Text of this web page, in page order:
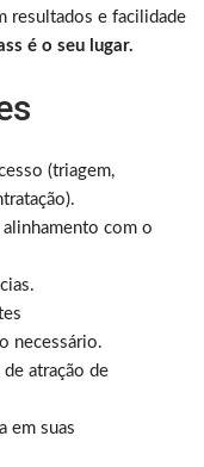
resultados e facilidade
é o seu lugar.
(triagem,
com o
necessário.
atração de
em suas